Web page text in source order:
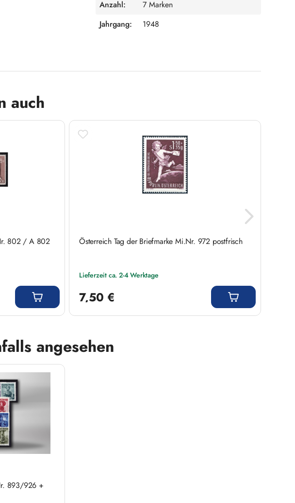
Anzahl:
7 Marken
Jahrgang:
1948
auch
802 / A 802
Österreich Tag der Briefmarke Mi.Nr. 972 postfrisch
Lieferzeit ca. 2-4 Werktage
7,50 €
angesehen
893/926 +